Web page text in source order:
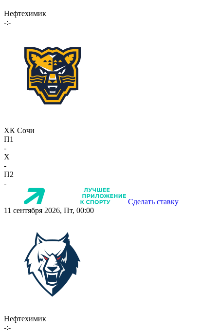
Нефтехимик
-:-
ХК Сочи
П1
-
X
-
П2
-
Сделать ставку
11 сентября 2026, Пт, 00:00
Нефтехимик
-:-